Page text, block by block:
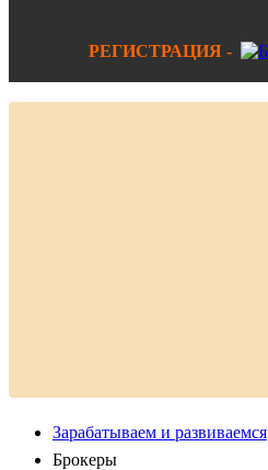
РЕГИСТРАЦИЯ -
Зарабатываем и развиваемся
Брокеры